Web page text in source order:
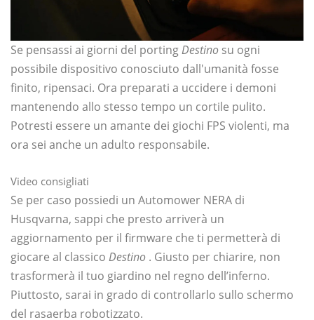
Se pensassi ai giorni del portingDestino su ogni
possibile dispositivo conosciuto dall'umanità fosse
finito, ripensaci. Ora preparati a uccidere i demoni
mantenendo allo stesso tempo un cortile pulito.
Potresti essere un amante dei giochi FPS violenti, ma
ora sei anche un adulto responsabile.
Video consigliati
Se per caso possiedi un Automower NERA di
Husqvarna, sappi che presto arriverà un
aggiornamento per il firmware che ti permetterà di
giocare al classico Destino . Giusto per chiarire, non
trasformerà il tuo giardino nel regno dell’inferno.
Piuttosto, sarai in grado di controllarlo sullo schermo
del rasaerba robotizzato.